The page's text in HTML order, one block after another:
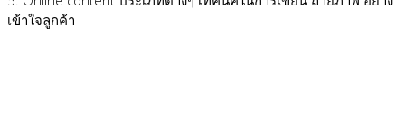
เข้าใจลูกค้า